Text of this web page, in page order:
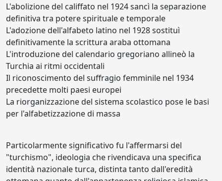
L'abolizione del califfato nel 1924 sancì la separazione
definitiva tra potere spirituale e temporale
L'adozione dell'alfabeto latino nel 1928 sostituì
definitivamente la scrittura araba ottomana
L'introduzione del calendario gregoriano allineò la
Turchia ai ritmi occidentali
Il riconoscimento del suffragio femminile nel 1934
precedette molti paesi europei
La riorganizzazione del sistema scolastico pose le basi
per l'alfabetizzazione di massa
Particolarmente significativo fu l'affermarsi del
"turchismo", ideologia che rivendicava una specifica
identità nazionale turca, distinta tanto dall'eredità